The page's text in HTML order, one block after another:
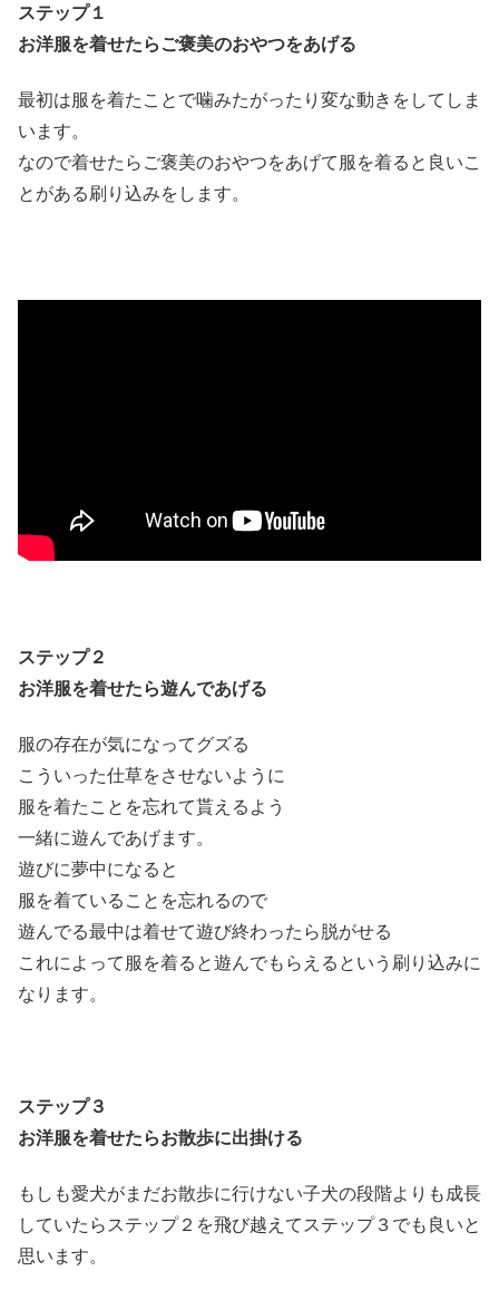
ステップ１
お洋服を着せたらご褒美のおやつをあげる
最初は服を着たことで噛みたがったり変な動きをしてしま
います。
なので着せたらご褒美のおやつをあげて服を着ると良いこ
とがある刷り込みをします。
ステップ２
お洋服を着せたら遊んであげる
服の存在が気になってグズる
こういった仕草をさせないように
服を着たことを忘れて貰えるよう
一緒に遊んであげます。
遊びに夢中になると
服を着ていることを忘れるので
遊んでる最中は着せて遊び終わったら脱がせる
これによって服を着ると遊んでもらえるという刷り込みに
なります。
ステップ３
お洋服を着せたらお散歩に出掛ける
もしも愛犬がまだお散歩に行けない子犬の段階よりも成長
していたらステップ２を飛び越えてステップ３でも良いと
思います。